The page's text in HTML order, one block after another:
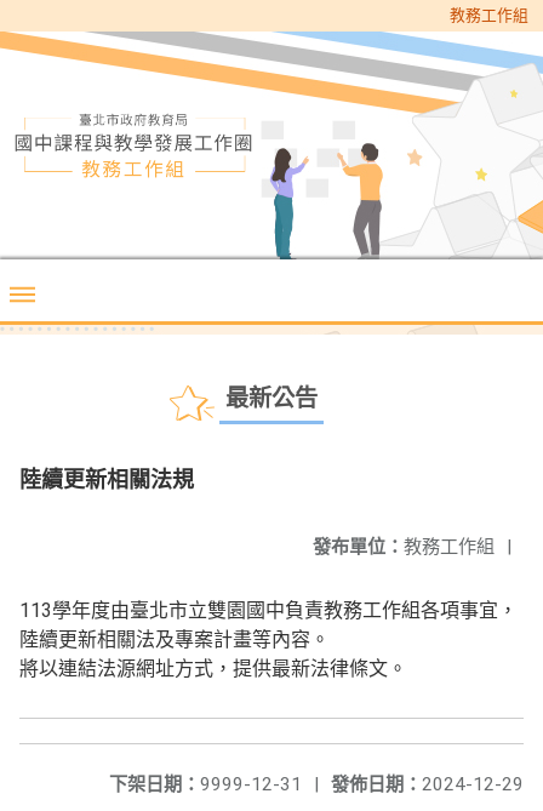
教務工作組
最新公告
陸續更新相關法規
發布單位： 教務工作組 |
113學年度由臺北市立雙園國中負責教務工作組各項事宜，
陸續更新相關法及專案計畫等內容。
將以連結法源網址方式，提供最新法律條文。
發佈日期： 2024-12-29
下架日期： 9999-12-31
|